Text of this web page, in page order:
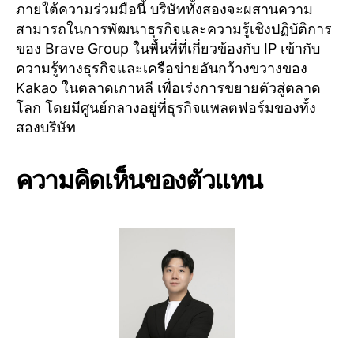
ภายใต้ความร่วมมือนี้ บริษัททั้งสองจะผสานความ
สามารถในการพัฒนาธุรกิจและความรู้เชิงปฏิบัติการ
ของ Brave Group ในพื้นที่ที่เกี่ยวข้องกับ IP เข้ากับ
ความรู้ทางธุรกิจและเครือข่ายอันกว้างขวางของ
Kakao ในตลาดเกาหลี เพื่อเร่งการขยายตัวสู่ตลาด
โลก โดยมีศูนย์กลางอยู่ที่ธุรกิจแพลตฟอร์มของทั้ง
สองบริษัท
ความคิดเห็นของตัวแทน